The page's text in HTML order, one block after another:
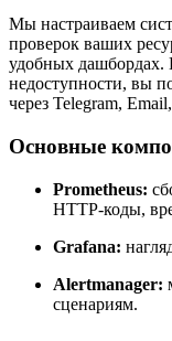
Мы настраиваем
проверок ваших
удобных дашбордах.
недоступности, вы
через Telegram,
Основные
Prometheus:
HTTP-коды,
Grafana:
Alertmanager:
сценариям.